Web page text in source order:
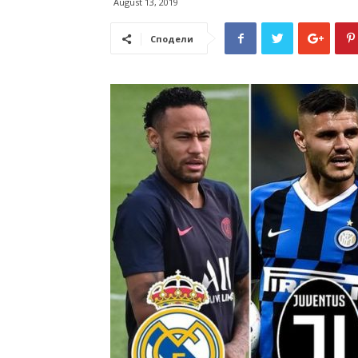
Сподели